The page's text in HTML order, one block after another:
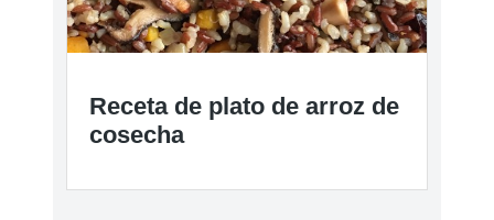
'Receta de sopa de canal de
pavo de la tía Wanda'